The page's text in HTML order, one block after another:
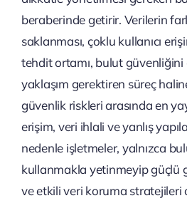
beraberinde getirir. Verilerin
saklanması, çoklu kullanıcı
tehdit ortamı, bulut güvenliğini
yaklaşım gerektiren süreç
güvenlik riskleri arasında en
erişim, veri ihlali ve yanlış
nedenle işletmeler, yalnızca
kullanmakla yetinmeyip güçlü
ve etkili veri koruma stratejileri